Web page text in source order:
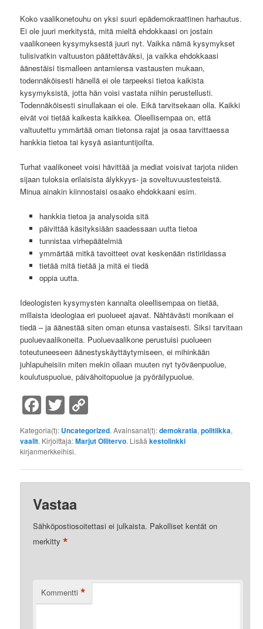
Koko vaalikonetouhu on yksi suuri epädemokraattinen harhautus.
Ei ole juuri merkitystä, mitä mieltä ehdokkaasi on jostain
vaalikoneen kysymyksestä juuri nyt. Vaikka nämä kysymykset
tulisivatkin valtuuston päätettäväksi, ja vaikka ehdokkaasi
äänestäisi tismalleen antamiensa vastausten mukaan,
todennäköisesti hänellä ei ole tarpeeksi tietoa kaikista
kysymyksistä, jotta hän voisi vastata niihin perustellusti.
Todennäköisesti sinullakaan ei ole. Eikä tarvitsekaan olla. Kaikki
eivät voi tietää kaikesta kaikkea. Oleellisempaa on, että
valtuutettu ymmärtää oman tietonsa rajat ja osaa tarvittaessa
hankkia tietoa tai kysyä asiantuntijoilta.
Turhat vaalikoneet voisi hävittää ja mediat voisivat tarjota niiden
sijaan tuloksia erilaisista älykkyys- ja soveltuvuustesteistä.
Minua ainakin kiinnostaisi osaako ehdokkaani esim.
hankkia tietoa ja analysoida sitä
päivittää käsityksiään saadessaan uutta tietoa
tunnistaa virhepäätelmiä
ymmärtää mitkä tavoitteet ovat keskenään ristiriidassa
tietää mitä tietää ja mitä ei tiedä
oppia uutta.
Ideologisten kysymysten kannalta oleellisempaa on tietää,
millaista ideologiaa eri puolueet ajavat. Nähtävästi monikaan ei
tiedä – ja äänestää siten oman etunsa vastaisesti. Siksi tarvitaan
puoluevaalikoneita. Puoluevaalikone perustuisi puolueen
toteutuneeseen äänestyskäyttäytymiseen, ei mihinkään
juhlapuheisiin miten mekin ollaan muuten nyt työväenpuolue,
koulutuspuolue, päivähoitopuolue ja pyöräilypuolue.
Facebook
Twitter
Link
Kategoria(t): Uncategorized. Avainsanat(t):demokratia,politiikka,
vaalit. Kirjoittaja:Marjut Ollitervo. Lisääkestolinkki
kirjanmerkkeihisi.
Vastaa
Sähköpostiosoitettasi ei julkaista. Pakolliset kentät on
merkitty*
Kommentti *